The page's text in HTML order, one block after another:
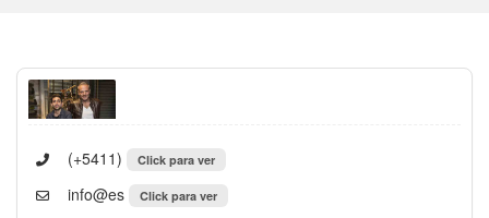
(+5411) Click para ver
info@es Click para ver